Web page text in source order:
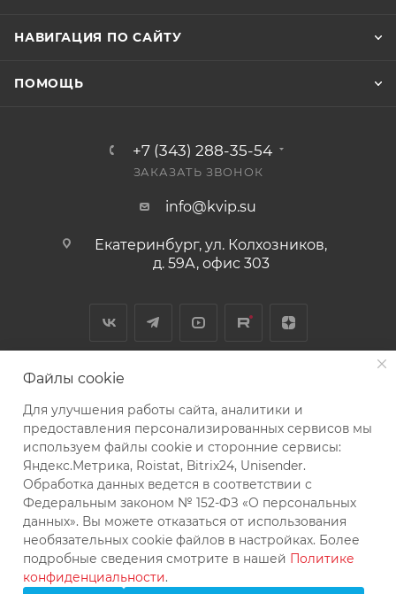
НАВИГАЦИЯ ПО САЙТУ
ПОМОЩЬ
+7 (343) 288-35-54
ЗАКАЗАТЬ ЗВОНОК
info@kvip.su
Екатеринбург, ул. Колхозников,
д. 59А, офис 303
2026 © КВиП: Короли воды и пара
Bce зарегистрированные товарные знаки, логотипы и
бренды, упоминаемые на сайте, принадлежат их
законным владельцам и используются исключительно
в информационных целях
Файлы cookie
Для улучшения работы сайта, аналитики и
предоставления персонализированных сервисов мы
используем файлы cookie и сторонние сервисы:
Яндекс.Метрика, Roistat, Bitrix24, Unisender.
Обработка данных ведется в соответствии с
Федеральным законом № 152-ФЗ «О персональных
данных». Вы можете отказаться от использования
необязательных cookie файлов в настройках. Более
подробные сведения смотрите в нашей Политике
конфиденциальности.